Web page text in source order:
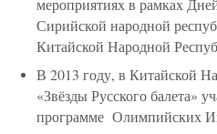
мероприятиях в рамках
Сирийской народной
Китайской Народной
В 2013 году, в Китайской
«Звёзды Русского балета»
программе Олимпийских